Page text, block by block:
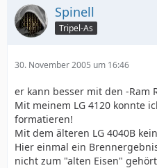
Spinell
Tripel-As
30. November 2005 um 16:46
er kann besser mit den -Ram
Mit meinem LG 4120 konnte
formatieren!
Mit dem älteren LG 4040B
Hier einmal ein
nicht zum "alten Eisen"